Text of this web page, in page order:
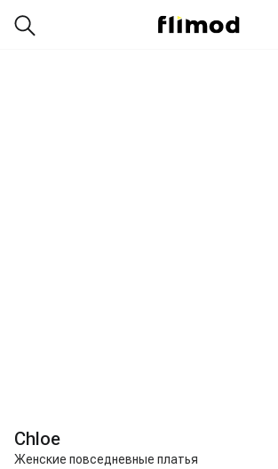
Chloe
Женские повседневные платья